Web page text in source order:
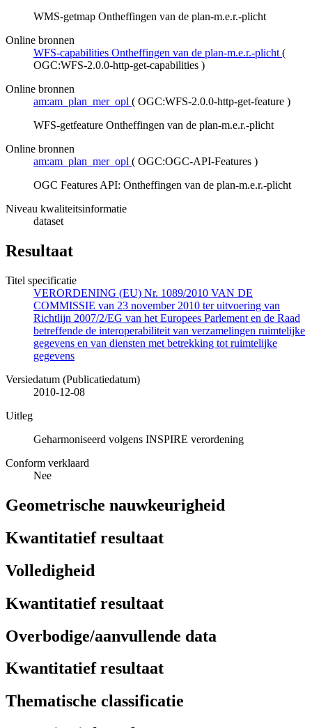
WMS-getmap Ontheffingen van de plan-m.e.r.-plicht
Online bronnen
WFS-capabilities Ontheffingen van de plan-m.e.r.-plicht (
OGC:WFS-2.0.0-http-get-capabilities )
Online bronnen
am:am_plan_mer_opl ( OGC:WFS-2.0.0-http-get-feature )
WFS-getfeature Ontheffingen van de plan-m.e.r.-plicht
Online bronnen
am:am_plan_mer_opl ( OGC:OGC-API-Features )
OGC Features API: Ontheffingen van de plan-m.e.r.-plicht
Niveau kwaliteitsinformatie
dataset
Resultaat
Titel specificatie
VERORDENING (EU) Nr. 1089/2010 VAN DE
COMMISSIE van 23 november 2010 ter uitvoering van
Richtlijn 2007/2/EG van het Europees Parlement en de Raad
betreffende de interoperabiliteit van verzamelingen ruimtelijke
gegevens en van diensten met betrekking tot ruimtelijke
gegevens
Versiedatum (Publicatiedatum)
2010-12-08
Uitleg
Geharmoniseerd volgens INSPIRE verordening
Conform verklaard
Nee
Geometrische nauwkeurigheid
Kwantitatief resultaat
Volledigheid
Kwantitatief resultaat
Overbodige/aanvullende data
Kwantitatief resultaat
Thematische classificatie